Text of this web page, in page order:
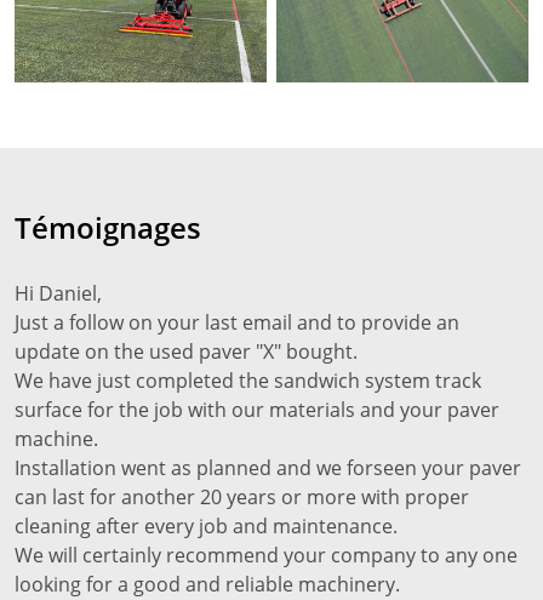
Témoignages
Hi Daniel,
Just a follow on your last email and to provide an
update on the used paver "X" bought.
We have just completed the sandwich system track
surface for the job with our materials and your paver
machine.
Installation went as planned and we forseen your paver
can last for another 20 years or more with proper
cleaning after every job and maintenance.
We will certainly recommend your company to any one
looking for a good and reliable machinery.